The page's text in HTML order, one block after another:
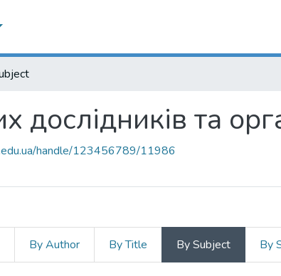
дослідників та
handle/123456789/11986
By Author By Title By Subject By